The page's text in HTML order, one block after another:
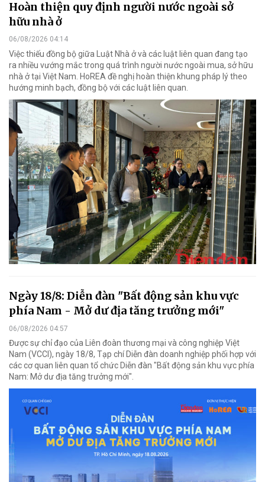
Hoàn thiện quy định người nước ngoài sở
hữu nhà ở
06/08/2026 04:14
Việc thiếu đồng bộ giữa Luật Nhà ở và các luật liên quan đang tạo
ra nhiều vướng mắc trong quá trình người nước ngoài mua, sở hữu
nhà ở tại Việt Nam. HoREA đề nghị hoàn thiện khung pháp lý theo
hướng minh bạch, đồng bộ với các luật liên quan.
Ngày 18/8: Diễn đàn "Bất động sản khu vực
phía Nam - Mở dư địa tăng trưởng mới"
06/08/2026 04:57
Được sự chỉ đạo của Liên đoàn thương mại và công nghiệp Việt
Nam (VCCI), ngày 18/8, Tạp chí Diễn đàn doanh nghiệp phối hợp với
các cơ quan liên quan tổ chức Diễn đàn "Bất động sản khu vực phía
Nam: Mở dư địa tăng trưởng mới".